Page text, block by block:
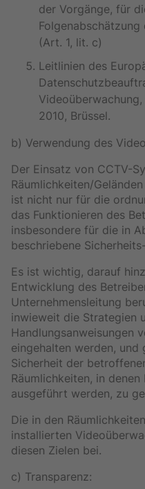
der Vorgänge, für
(Art. 1, lit. c)
Leitlinien des
2010, Brüssel.
b) Verwendung des
Der Einsatz von CCTV-
Räumlichkeiten/Geländen
ist nicht nur für die
das Funktionieren des
insbesondere für die in
beschriebene
Es ist wichtig, darauf
Entwicklung des
Unternehmensleitung
inwieweit die Strategien
Handlungsanweisungen
eingehalten werden,
Sicherheit der
Räumlichkeiten, in
ausgeführt werden, zu
Die in den
installierten
diesen Zielen bei.
c) Transparenz: